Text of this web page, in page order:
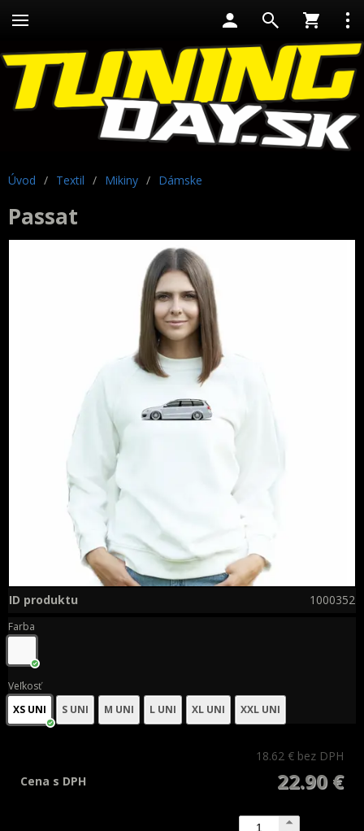
Úvod / Textil / Mikiny / Dámske
Passat
ID produktu 1000352
Farba
Veľkosť
XS UNI
S UNI M UNI L UNI XL UNI XXL UNI
18.62 € bez DPH
22.90 €
Cena s DPH